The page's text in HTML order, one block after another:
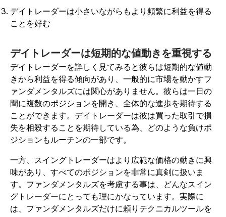
デイトレーダーは小さいながらもより頻繁に利益を得る
ことを好む
デイトレーダーは短期的な値動きを重視する
デイトレーダーを詳しく見てみると彼らは短期的な値動
きから利益を得る傾向があり、一般的に市場を動かすフ
ァンダメンタルズには関心がありません。彼らは一日の
間に複数のポジションを開き、全体的な進歩を期待する
ことができます。デイトレーダーは彼は買った取引で損
失を相殺することを期待している為、どのような負けポ
ジションもルーチンの一部です。
一方、スイングトレーダーはより広範な価格の動きに興
味があり、すべてのポジションを非常に真剣に扱いま
す。ファンダメンタルズを考慮する事は、どんなスイン
グトレーダーにとっても理にかなっています。実際に
は、ファンダメンタルズだけに頼りテクニカルツールを